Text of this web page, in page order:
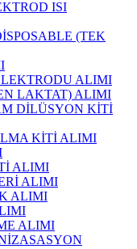
ISI
(TEK
ALIMI
LAKTAT) ALIMI
DİLÜSYON KİTİ
KİTİ ALIMI
ALIMI
ALIMI
ALIMI
ALIMI